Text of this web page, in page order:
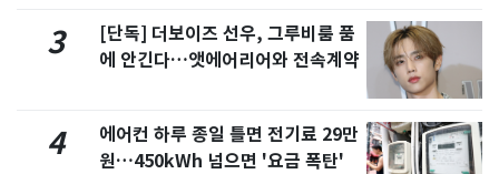
3
[단독] 더보이즈 선우, 그루비룸 품
에 안긴다…앳에어리어와 전속계약
4
에어컨 하루 종일 틀면 전기료 29만
원…450kWh 넘으면 '요금 폭탄'